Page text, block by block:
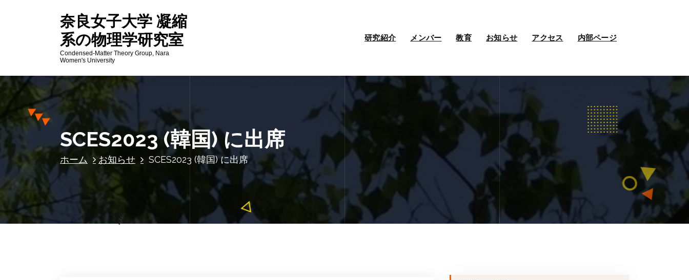
奈良女子大学 凝縮
系の物理学研究室
Condensed-Matter Theory Group, Nara
Women's University
研究紹介 メンバー 教育 お知らせ アクセス 内部ページ
SCES2023 (韓国) に出席
ホーム お知らせ SCES2023 (韓国) に出席